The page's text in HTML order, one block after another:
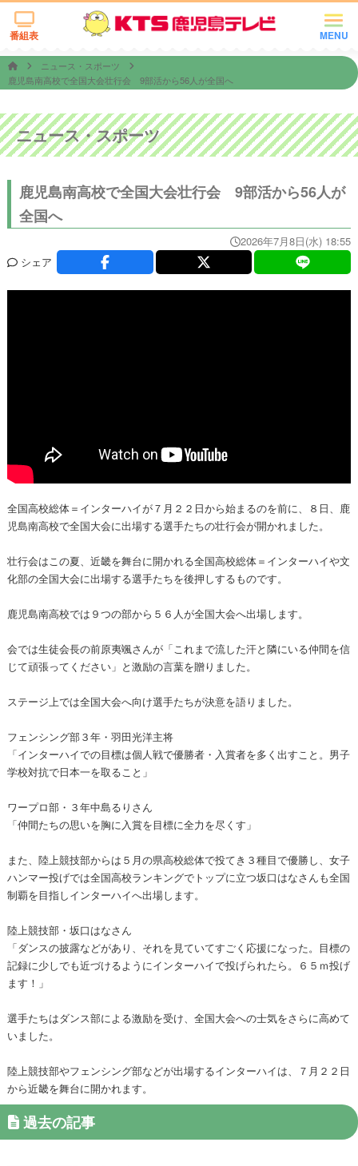
MENU
番組表
ニュース・スポーツ
鹿児島南高校で全国大会壮行会 9部活から56人が全国へ
ニュース・スポーツ
鹿児島南高校で全国大会壮行会 9部活から56人が
全国へ
2026年7月8日(水) 18:55
シェア
全国高校総体＝インターハイが７月２２日から始まるのを前に、８日、鹿
児島南高校で全国大会に出場する選手たちの壮行会が開かれました。
壮行会はこの夏、近畿を舞台に開かれる全国高校総体＝インターハイや文
化部の全国大会に出場する選手たちを後押しするものです。
鹿児島南高校では９つの部から５６人が全国大会へ出場します。
会では生徒会長の前原夷颯さんが「これまで流した汗と隣にいる仲間を信
じて頑張ってください」と激励の言葉を贈りました。
ステージ上では全国大会へ向け選手たちが決意を語りました。
フェンシング部３年・羽田光洋主将
「インターハイでの目標は個人戦で優勝者・入賞者を多く出すこと。男子
学校対抗で日本一を取ること」
ワープロ部・３年中島るりさん
「仲間たちの思いを胸に入賞を目標に全力を尽くす」
また、陸上競技部からは５月の県高校総体で投てき３種目で優勝し、女子
ハンマー投げでは全国高校ランキングでトップに立つ坂口はなさんも全国
制覇を目指しインターハイへ出場します。
陸上競技部・坂口はなさん
「ダンスの披露などがあり、それを見ていてすごく応援になった。目標の
記録に少しでも近づけるようにインターハイで投げられたら。６５ｍ投げ
ます！」
選手たちはダンス部による激励を受け、全国大会への士気をさらに高めて
いました。
陸上競技部やフェンシング部などが出場するインターハイは、７月２２日
から近畿を舞台に開かれます。
過去の記事